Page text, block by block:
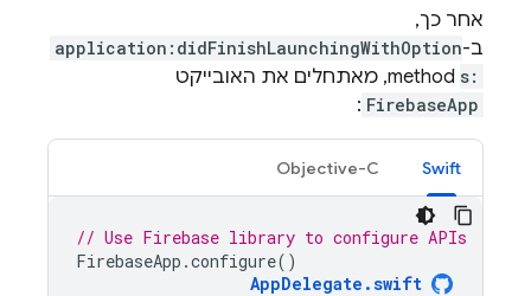
אחר כך,
ב-application:didFinishLaunchingWithOption
s:
FirebaseApp
:
Swift
Objective-C
// Use Firebase library to configure APIs
FirebaseApp .configure()
AppDelegate .swift